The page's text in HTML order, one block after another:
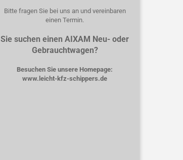
Bitte fragen Sie bei uns an und vereinbaren
einen Termin.
Sie suchen einen AIXAM Neu- oder
Gebrauchtwagen?
Besuchen Sie unsere Homepage:
www.leicht-kfz-schippers.de